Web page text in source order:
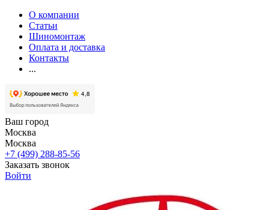
О компании
Статьи
Шиномонтаж
Оплата и доставка
Контакты
...
Ваш город
Москва
Москва
+7 (499) 288-85-56
Заказать звонок
Войти